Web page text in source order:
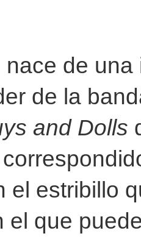
nace de
de la
and Dolls
el estribillo
el que